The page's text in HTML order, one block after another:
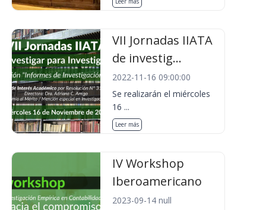
VII Jornadas IIATA
de investig...
2022-11-16 09:00:00
Se realizarán el miércoles
16 ...
Leer más
IV Workshop
Iberoamericano
2023-09-14 null